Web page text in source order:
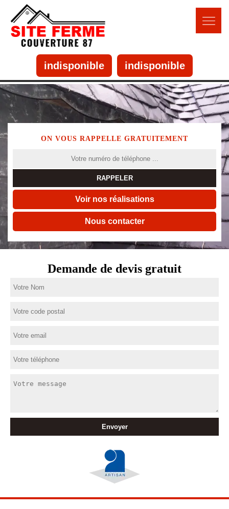
indisponible indisponible
ON VOUS RAPPELLE GRATUITEMENT
Voir nos réalisations
Nous contacter
Demande de devis gratuit